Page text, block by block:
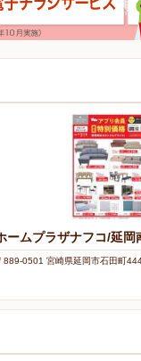
ームプラザナフコ/延岡
889-0501 宮崎県延岡市石田町